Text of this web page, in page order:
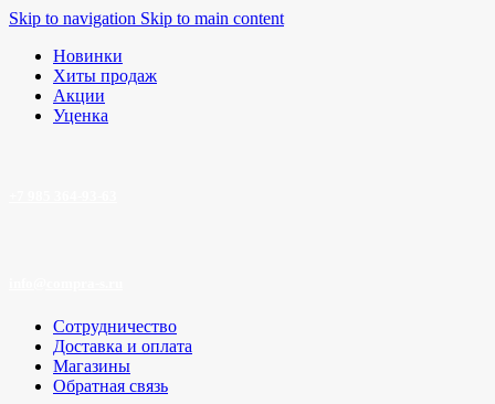
Skip to navigation Skip to main content
Новинки
Хиты продаж
Акции
Уценка
Сотрудничество
Доставка и оплата
Магазины
Обратная связь